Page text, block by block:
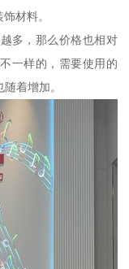
材料。
多，那么价格也相对
一样的，需要使用的
着增加。